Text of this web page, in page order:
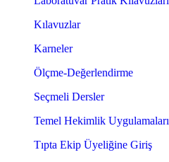
Kılavuzlar
Karneler
Ölçme-Değerlendirme
Seçmeli Dersler
Temel Hekimlik Uygulamaları
Tıpta Ekip Üyeliğine Giriş